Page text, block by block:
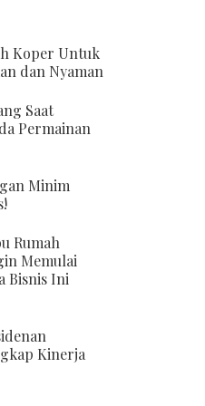
Koper Untuk
dan Nyaman
Saat
Permainan
Minim
Rumah
Memulai
Bisnis Ini
Kinerja